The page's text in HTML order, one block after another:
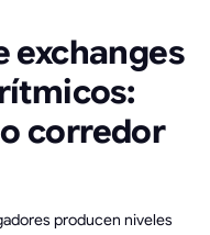
exchanges
corredor
producen niveles